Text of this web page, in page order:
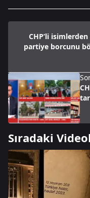
CHP’li
partiye borcunu
Sıradaki